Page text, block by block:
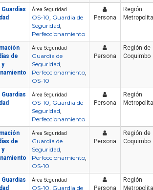
Guardias
Área Seguridad
OS-10, Guardia de
Seguridad,
Perfeccionamiento
Persona
Región
de
y
Área Seguridad
Guardia de
Seguridad,
Perfeccionamiento,
OS-10
Persona
Región de
Coquimbo
Guardias
Área Seguridad
OS-10, Guardia de
Seguridad,
Perfeccionamiento
Persona
Región
de
y
Área Seguridad
Guardia de
Seguridad,
Perfeccionamiento,
OS-10
Persona
Región de
Coquimbo
Guardias
Área Seguridad
OS-10, Guardia de Persona
Región